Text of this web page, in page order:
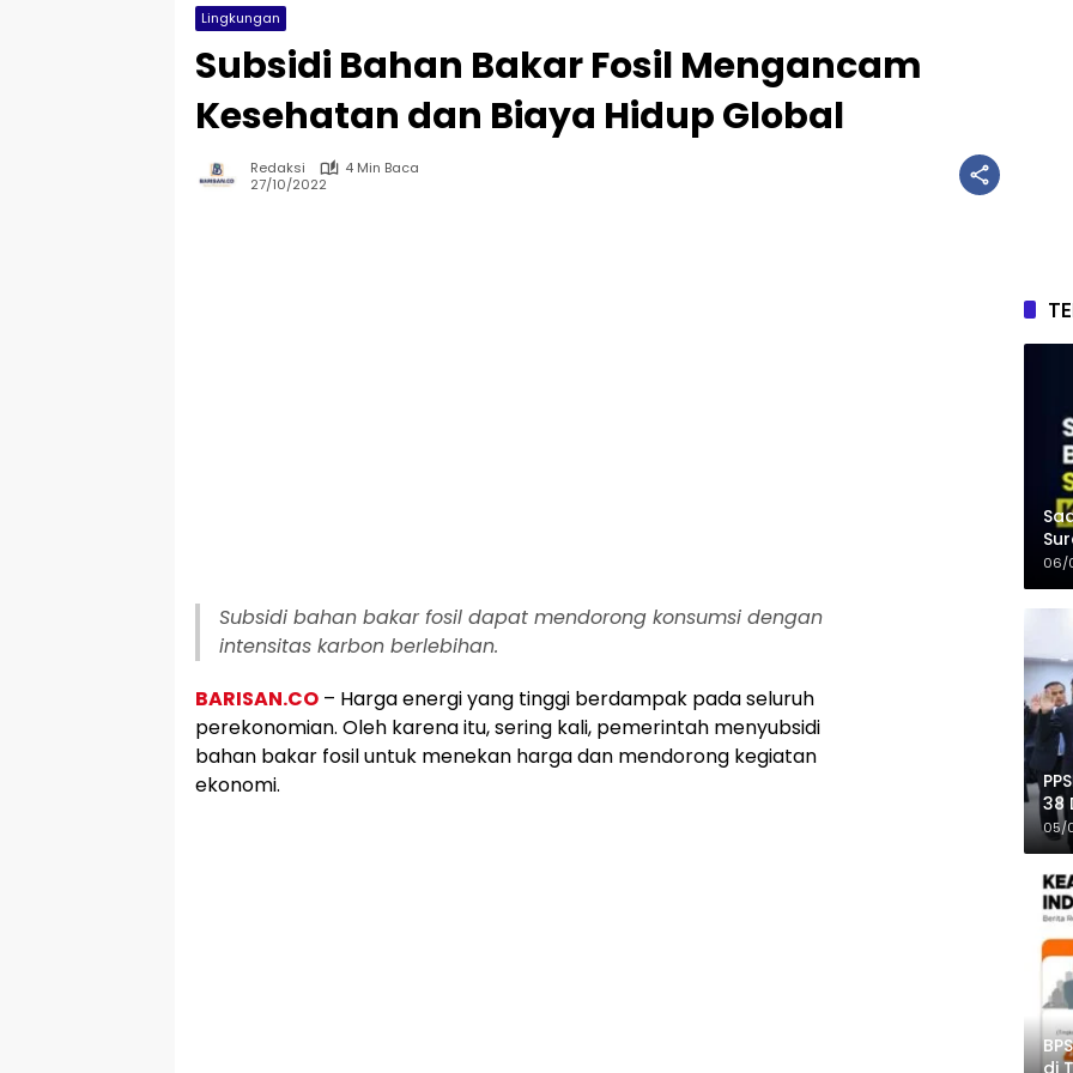
Lingkungan
Subsidi Bahan Bakar Fosil Mengancam
Kesehatan dan Biaya Hidup Global
Redaksi
4 Min Baca
27/10/2022
Subsidi bahan bakar fosil dapat mendorong konsumsi dengan
intensitas karbon berlebihan.
BARISAN.CO – Harga energi yang tinggi berdampak pada seluruh
perekonomian. Oleh karena itu, sering kali, pemerintah menyubsidi
bahan bakar fosil untuk menekan harga dan mendorong kegiatan
ekonomi.
06/
38
05/
di